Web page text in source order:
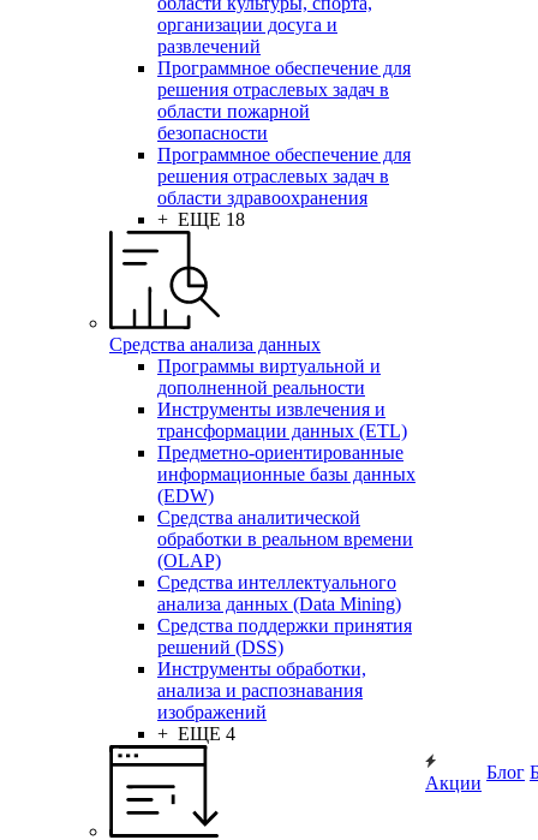
организации досуга и
развлечений
Программное обеспечение для
решения отраслевых задач в
области пожарной
безопасности
Программное обеспечение для
решения отраслевых задач в
области здравоохранения
+ ЕЩЕ 18
Средства анализа данных
Программы виртуальной и
дополненной реальности
Инструменты извлечения и
трансформации данных (ETL)
Предметно-ориентированные
информационные базы данных
(EDW)
Средства аналитической
обработки в реальном времени
(OLAP)
Средства интеллектуального
анализа данных (Data Mining)
Средства поддержки принятия
решений (DSS)
Инструменты обработки,
анализа и распознавания
изображений
+ ЕЩЕ 4
Акции
Блог